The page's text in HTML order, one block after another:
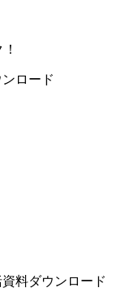
ロード
料ダウンロード